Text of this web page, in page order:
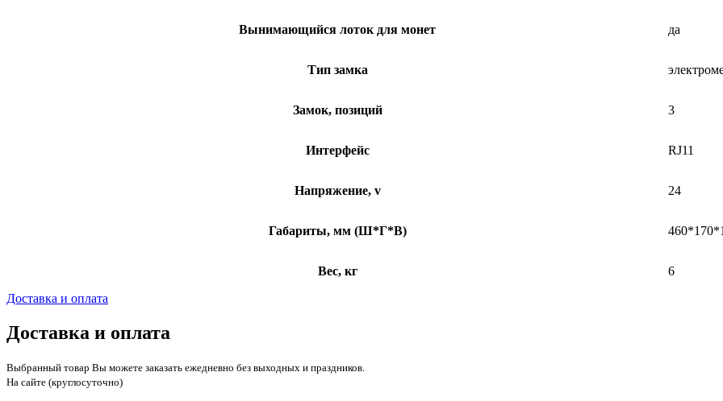
Вынимающийся лоток для монет да
Тип замка
Замок, позиций 3
Интерфейс RJ11
Напряжение, v 24
Габариты, мм (Ш*Г*В)
Вес, кг
6
Доставка и оплата
Доставка и оплата
Выбранный товар Вы можете заказать ежедневно без выходных и праздников.
На сайте (круглосуточно)